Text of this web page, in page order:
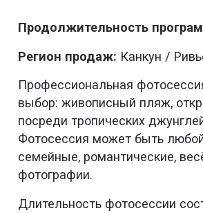
Продолжительность
Регион продаж: Канкун /
Профессиональная
выбор: живописный пляж,
посреди тропических
Фотосессия может быть
семейные, романтические,
фотографии.
Длительность фотосессии